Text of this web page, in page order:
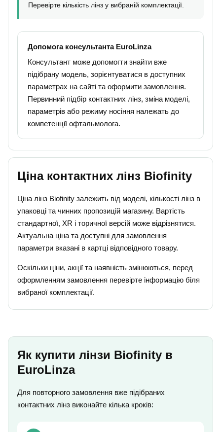
Перевірте кількість лінз у вибраній комплектації.
Допомога консультанта EuroLinza
Консультант може допомогти знайти вже
підібрану модель, зорієнтуватися в доступних
параметрах на сайті та оформити замовлення.
Первинний підбір контактних лінз, зміна моделі,
параметрів або режиму носіння належать до
компетенції офтальмолога.
Ціна контактних лінз Biofinity
Ціна лінз Biofinity залежить від моделі, кількості лінз в
упаковці та чинних пропозицій магазину. Вартість
стандартної, XR і торичної версій може відрізнятися.
Актуальна ціна та доступні для замовлення
параметри вказані в картці відповідного товару.
Оскільки ціни, акції та наявність змінюються, перед
оформленням замовлення перевірте інформацію біля
вибраної комплектації.
Як купити лінзи Biofinity в
EuroLinza
Для повторного замовлення вже підібраних
контактних лінз виконайте кілька кроків: